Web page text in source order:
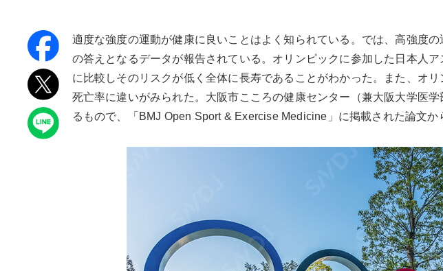
適度な強度の運動が健康に良いことはよく知られている。では、高強度
の答えとなるデータが報告されている。オリンピックに参加した日本人
に比較しそのリスクが低く全体に長寿であることがわかった。また、オ
死亡率に違いがみられた。大阪市こころの健康センター（兼大阪大学医
るもので、「BMJ Open Sport & Exercise Medicine」に掲載された論文か